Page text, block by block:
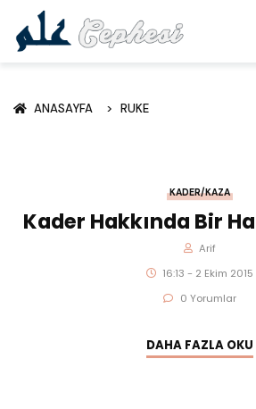
ANASAYFA RUKE
KADER/KAZA
Kader Hakkında Bir
Arif
16:13 - 2 Ekim 2015
0 Yorumlar
DAHA FAZLA OKU